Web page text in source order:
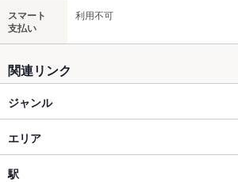
スマート
支払い
利用不可
関連リンク
ジャンル
居酒屋
海鮮
エリア
宇都宮駅東口
駅